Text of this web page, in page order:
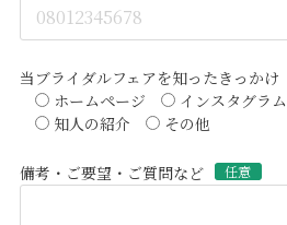
当ブライダルフェアを知ったきっかけ
ホームページ インスタグラム
知人の紹介
その他
備考・ご要望・ご質問など 任意